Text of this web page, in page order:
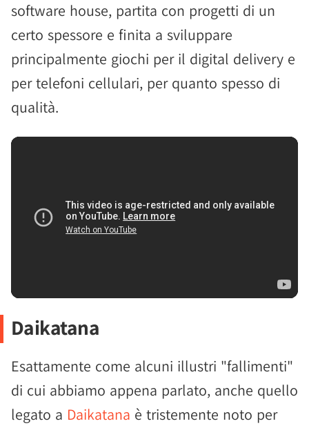
software house, partita con progetti di un
certo spessore e finita a sviluppare
principalmente giochi per il digital delivery e
per telefoni cellulari, per quanto spesso di
qualità.
Daikatana
Esattamente come alcuni illustri "fallimenti"
di cui abbiamo appena parlato, anche quello
legato a Daikatana è tristemente noto per